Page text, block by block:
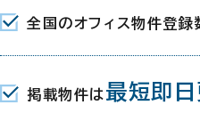
予鉄道５系統) 5分
予鉄道郡中線) 北口 6分
全国のオフィス物件登録
掲載物件は 最短即